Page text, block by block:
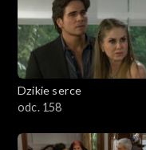
Dzikie serce
odc. 158